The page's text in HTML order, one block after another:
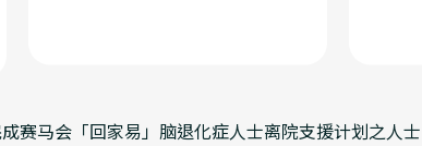
赛马会「回家易」脑退化症人士离院支援计划之人士